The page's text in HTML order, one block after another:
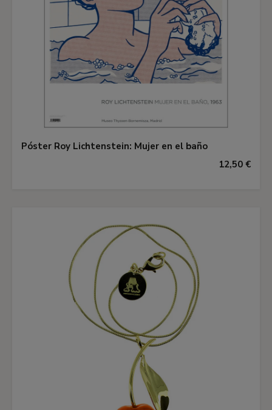
Póster Roy Lichtenstein: Mujer en el baño
12,50 €